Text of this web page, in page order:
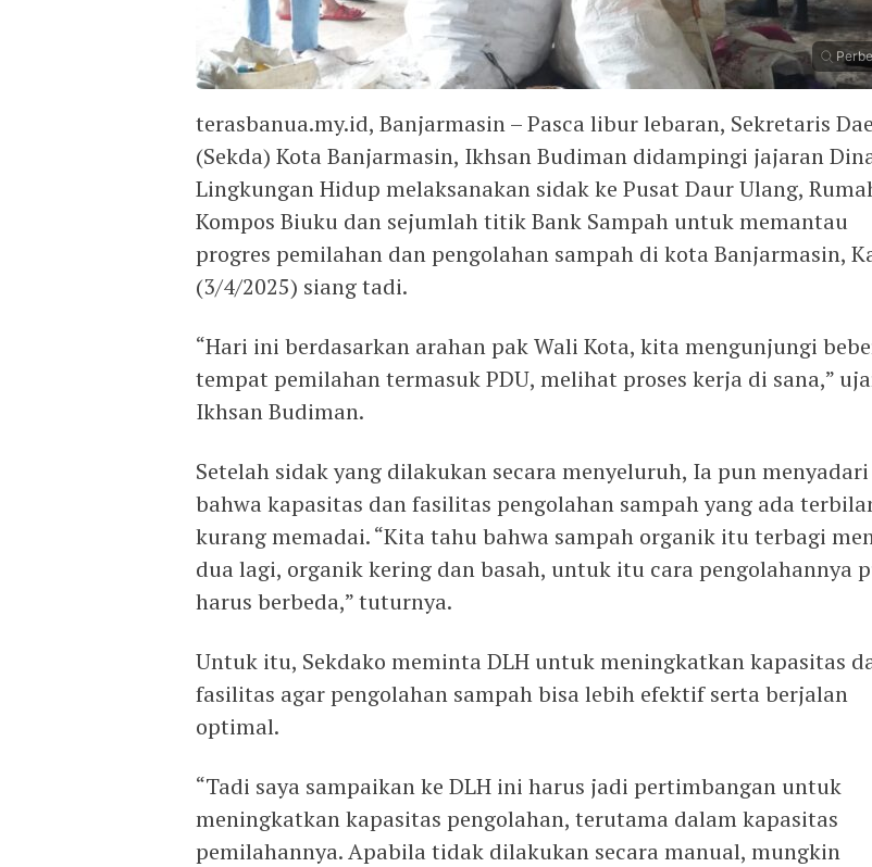
terasbanua.my.id, Banjarmasin – Pasca libur lebaran, Sekretaris
(Sekda) Kota Banjarmasin, Ikhsan Budiman didampingi jajaran
Lingkungan Hidup melaksanakan sidak ke Pusat Daur Ulang,
Kompos Biuku dan sejumlah titik Bank Sampah untuk memantau
progres pemilahan dan pengolahan sampah di kota Banjarmasin,
(3/4/2025) siang tadi.
“Hari ini berdasarkan arahan pak Wali Kota, kita mengunjungi
tempat pemilahan termasuk PDU, melihat proses kerja di sana,”
Ikhsan Budiman.
Setelah sidak yang dilakukan secara menyeluruh, Ia pun menyadari
bahwa kapasitas dan fasilitas pengolahan sampah yang ada
kurang memadai. “Kita tahu bahwa sampah organik itu terbagi
dua lagi, organik kering dan basah, untuk itu cara pengolahannya
harus berbeda,” tuturnya.
Untuk itu, Sekdako meminta DLH untuk meningkatkan kapasitas
fasilitas agar pengolahan sampah bisa lebih efektif serta berjalan
optimal.
“Tadi saya sampaikan ke DLH ini harus jadi pertimbangan untuk
meningkatkan kapasitas pengolahan, terutama dalam kapasitas
pemilahannya. Apabila tidak dilakukan secara manual, mungkin